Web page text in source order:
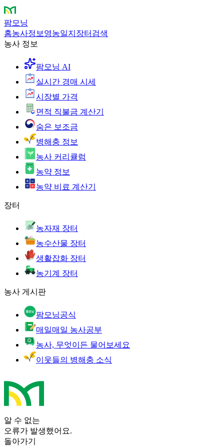
팜모닝
홈농사정보 영농일지 장터 검색
농사 정보
팜모닝 AI
실시간 경매 시세
시장별 가격
면적 직불금 계산기
숨은 보조금
병해충 정보
농사 커리큘럼
농약 정보
농약 비료 계산기
장터
농자재 장터
농수산물 장터
생활잡화 장터
농기계 장터
농사 게시판
팜모닝공식
매일매일 농사공부
농사, 무엇이든 물어보세요
이웃들의 병해충 소식
알 수 없는
오류가 발생했어요.
돌아가기